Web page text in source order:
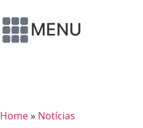
MENU
Home» Notícias